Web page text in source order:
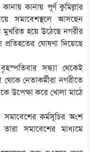
কানায় পূর্ণ কুমিল্লার
সমাবেশস্থলে আসছেন
মুখরিত হয়ে উঠেছে নগরীর
ঘোষণা দিয়েছে
সন্ধ্যা থেকেই
থেকে নেতাকর্মীরা নগরীতে
উপেক্ষা করে খোলা মাঠে
সমাবেশের কর্মসূচির অংশ
সমাবেশের মাধ্যমে